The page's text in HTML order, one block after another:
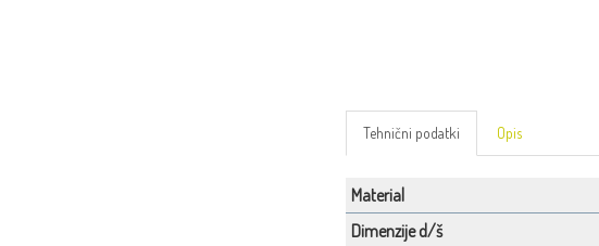
Tehnični podatki Opis
Material
Dimenzije d/š